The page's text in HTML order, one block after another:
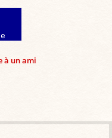
à un ami